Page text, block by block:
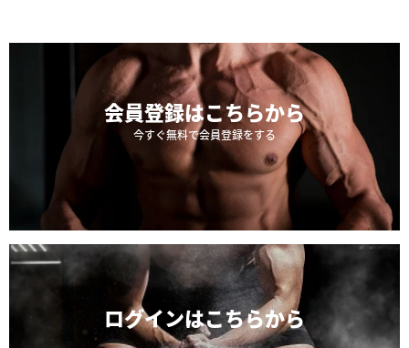
会員登録はこちらから
今すぐ無料で会員登録をする
ログインはこちらから